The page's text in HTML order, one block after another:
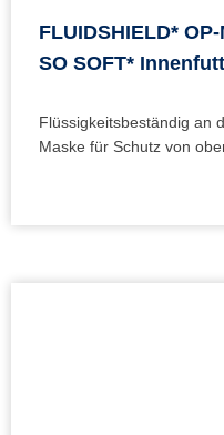
FLUIDSHIELD*
SO SOFT*
Flüssigkeitsbeständig an
Maske für Schutz von